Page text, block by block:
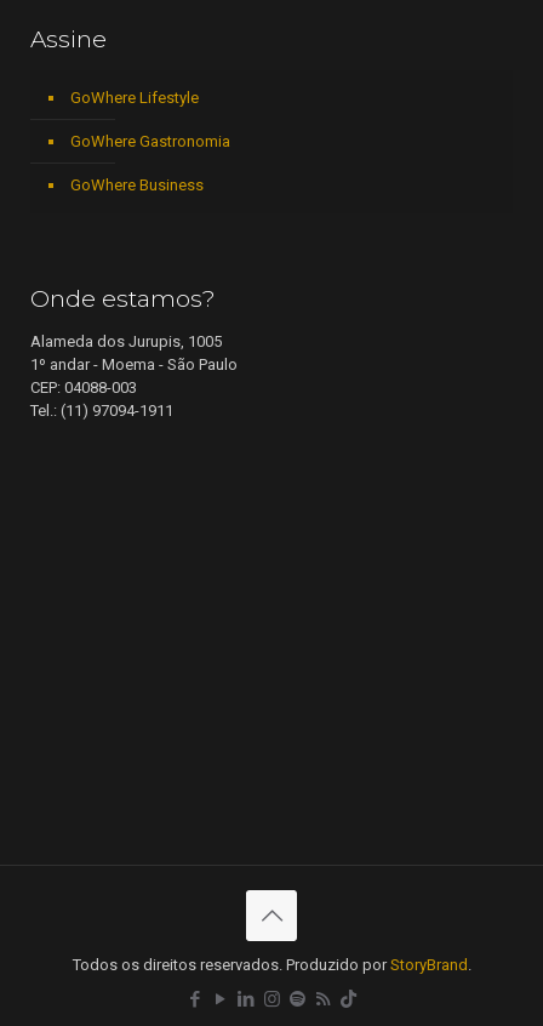
Assine
GoWhere Lifestyle
GoWhere Gastronomia
GoWhere Business
Onde estamos?
Alameda dos Jurupis, 1005
1º andar - Moema - São Paulo
CEP: 04088-003
Tel.: (11) 97094-1911
Todos os direitos reservados. Produzido porStoryBrand